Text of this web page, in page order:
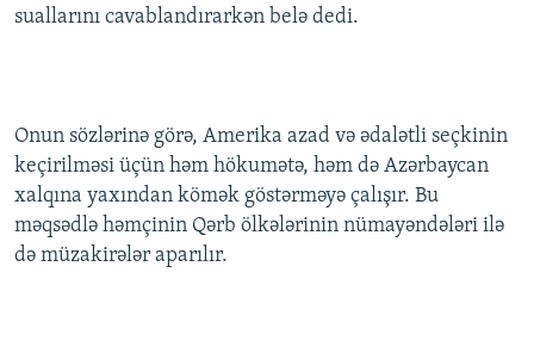
KARIKATURA
İSLAM VƏ DEMOKRATIYA
PEŞƏ ETIKASI VƏ JURNALISTIKA STANDARTLARIMIZ
BIZIMLƏ ƏLAQƏ
XƏBƏR BÜLLETENLƏRIMIZ
suallarını cavablandırarkən belə dedi.
Onun sözlərinə görə, Amerika azad və ədalətli seçkinin
keçirilməsi üçün həm hökumətə, həm də Azərbaycan
xalqına yaxından kömək göstərməyə çalışır. Bu
məqsədlə həmçinin Qərb ölkələrinin nümayəndələri ilə
də müzakirələr aparılır.